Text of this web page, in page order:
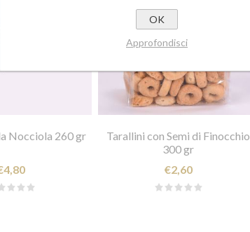
MISTI
IN
SFUSI
Nocciola 260 gr
Tarallini con Semi di Finocchio
300 gr
€2,60
OK
Approfondisci